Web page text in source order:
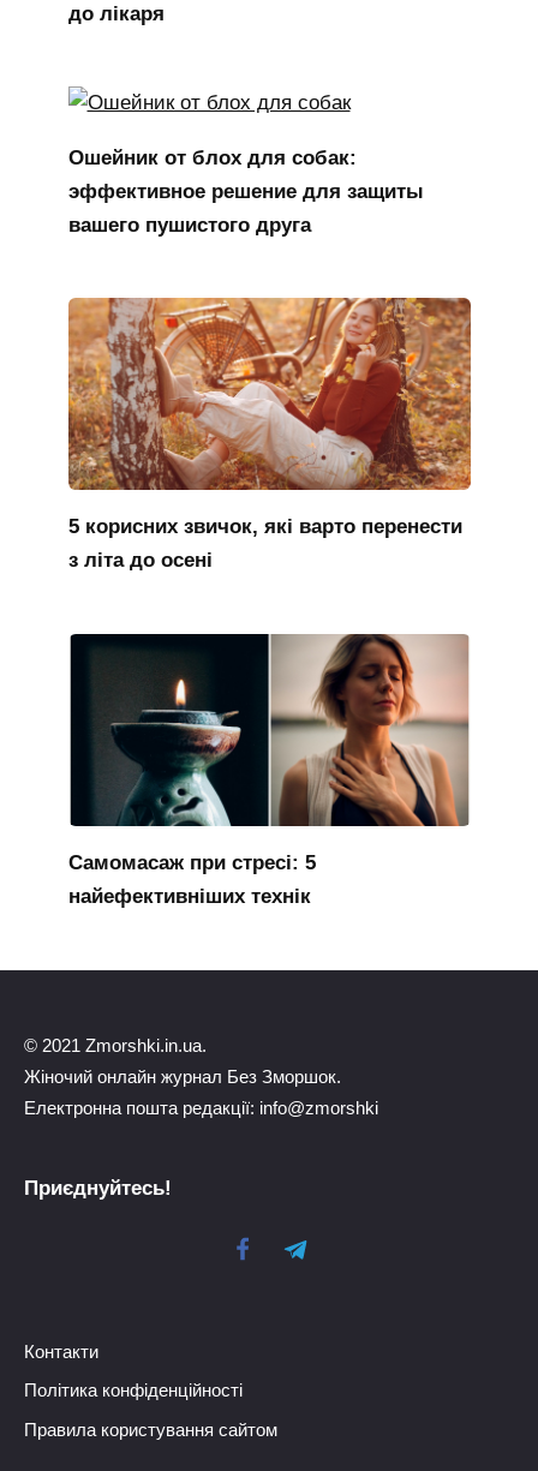
до лікаря
Ошейник от блох для собак:
эффективное решение для защиты
вашего пушистого друга
5 корисних звичок, які варто перенести
з літа до осені
Самомасаж при стресі: 5
найефективніших технік
© 2021 Zmorshki.in.ua.
Жіночий онлайн журнал Без Зморшок.
Електронна пошта редакції: info@zmorshki
Приєднуйтесь!
Контакти
Політика конфіденційності
Правила користування сайтом